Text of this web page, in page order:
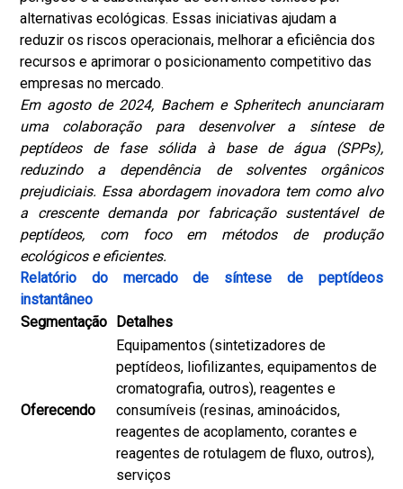
alternativas ecológicas. Essas iniciativas ajudam a
reduzir os riscos operacionais, melhorar a eficiência dos
recursos e aprimorar o posicionamento competitivo das
empresas no mercado.
Em agosto de 2024, Bachem e Spheritech anunciaram
uma colaboração para desenvolver a síntese de
peptídeos de fase sólida à base de água (SPPs),
reduzindo a dependência de solventes orgânicos
prejudiciais. Essa abordagem inovadora tem como alvo
a crescente demanda por fabricação sustentável de
peptídeos, com foco em métodos de produção
ecológicos e eficientes.
Relatório do mercado de síntese de peptídeos
instantâneo
Segmentação Detalhes
Oferecendo
Equipamentos (sintetizadores de
peptídeos, liofilizantes, equipamentos de
cromatografia, outros), reagentes e
consumíveis (resinas, aminoácidos,
reagentes de acoplamento, corantes e
reagentes de rotulagem de fluxo, outros),
serviços